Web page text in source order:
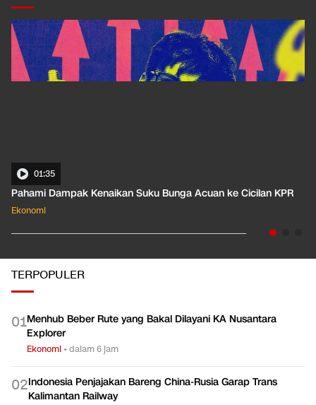
01:35
Pahami Dampak Kenaikan Suku Bunga Acuan ke Cicilan KPR
Ekonomi
TERPOPULER
01Menhub Beber Rute yang Bakal Dilayani KA Nusantara
Explorer
Ekonomi •dalam 6 jam
02Indonesia Penjajakan Bareng China-Rusia Garap Trans
Kalimantan Railway